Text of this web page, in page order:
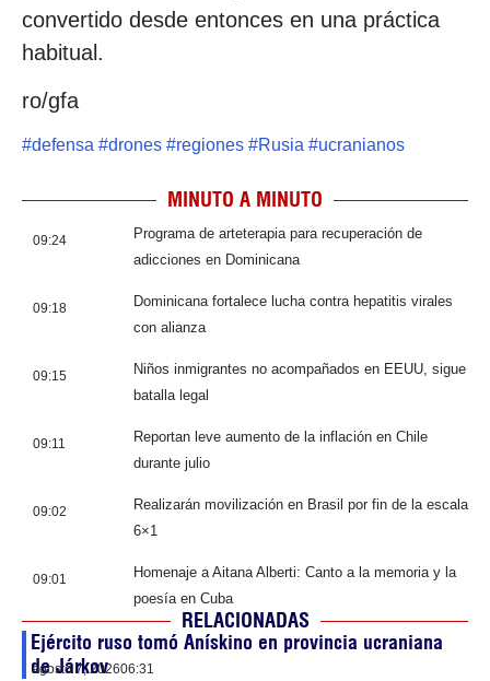
convertido desde entonces en una práctica
habitual.
ro/gfa
#defensa #drones #regiones #Rusia #ucranianos
MINUTO A MINUTO
09:24
Programa de arteterapia para recuperación de
adicciones en Dominicana
09:18
Dominicana fortalece lucha contra hepatitis virales
con alianza
09:15
Niños inmigrantes no acompañados en EEUU, sigue
batalla legal
09:11
Reportan leve aumento de la inflación en Chile
durante julio
09:02
Realizarán movilización en Brasil por fin de la escala
6×1
09:01
Homenaje a Aitana Alberti: Canto a la memoria y la
poesía en Cuba
RELACIONADAS
Ejército ruso tomó Anískino en provincia ucraniana
de Járkov
agosto 7, 202606:31